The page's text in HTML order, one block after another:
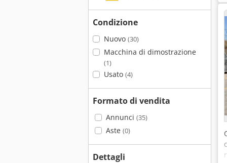
Condizione
Nuovo (30)
Macchina di dimostrazione
(1)
Usato (4)
Formato di vendita
Annunci (35)
Aste (0)
Dettagli